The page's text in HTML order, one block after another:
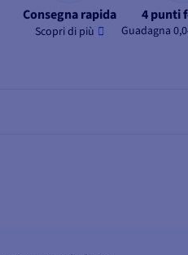
Consegna rapida
Scopri di più
4 punti
Guadagna